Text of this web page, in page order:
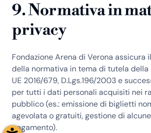
9. Normativa in
privacy
Fondazione Arena di Verona assicura
della normativa in tema di tutela della
UE 2016/679, D.Lgs.196/2003 e
per tutti i dati personali acquisiti nei
pubblico (es.: emissione di biglietti
agevolata o gratuiti, gestione di
pagamento).